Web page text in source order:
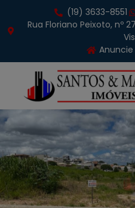
(19) 3633-8551
Rua Floriano Peixoto, nº